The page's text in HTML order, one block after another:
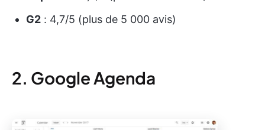
G2 : 4,7/5 (plus de 5 000 avis)
2. Google Agenda